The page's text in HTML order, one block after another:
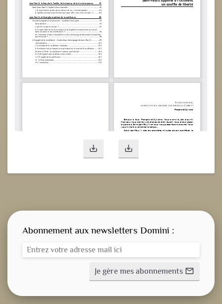
save_alt save_alt
Abonnement aux newsletters Domini :
Je gère mes abonnements mail_outline